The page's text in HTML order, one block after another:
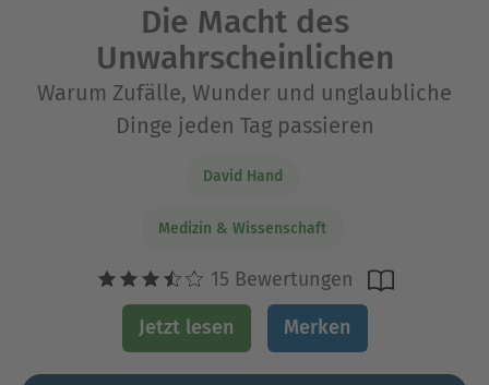
Die Macht des
Unwahrscheinlichen
Warum Zufälle, Wunder und unglaubliche
Dinge jeden Tag passieren
David Hand
Medizin & Wissenschaft
15 Bewertungen
Jetzt lesen Merken